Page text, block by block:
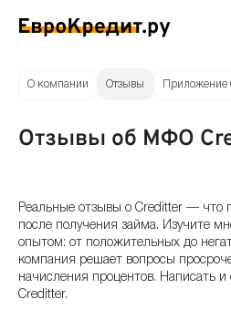
О компании Отзывы Приложение
Отзывы об МФО
Реальные отзывы о Creditter — что
после получения займа. Изучите
опытом: от положительных до
компания решает вопросы
начисления процентов. Написать
Creditter.